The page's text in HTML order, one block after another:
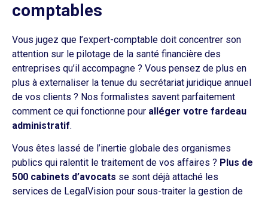
comptables
Vous jugez que l’expert-comptable doit concentrer son
attention sur le pilotage de la santé financière des
entreprises qu’il accompagne ? Vous pensez de plus en
plus à externaliser la tenue du secrétariat juridique annuel
de vos clients ? Nos formalistes savent parfaitement
comment ce qui fonctionne pour alléger votre fardeau
administratif.
Vous êtes lassé de l’inertie globale des organismes
publics qui ralentit le traitement de vos affaires ? Plus de
500 cabinets d’avocats se sont déjà attaché les
services de LegalVision pour sous-traiter la gestion de